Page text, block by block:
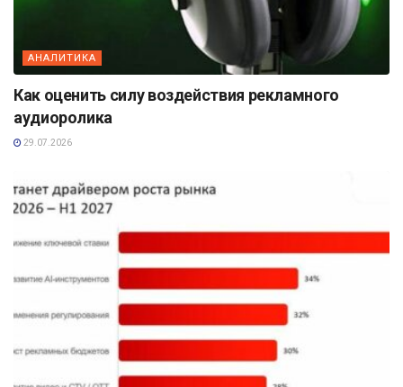
АНАЛИТИКА
Как оценить силу воздействия рекламного
аудиоролика
29.07.2026